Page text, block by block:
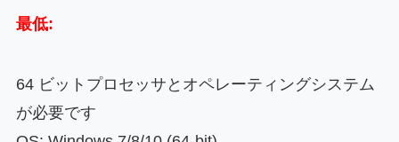
最低:
64 ビットプロセッサとオペレーティングシステム
が必要です